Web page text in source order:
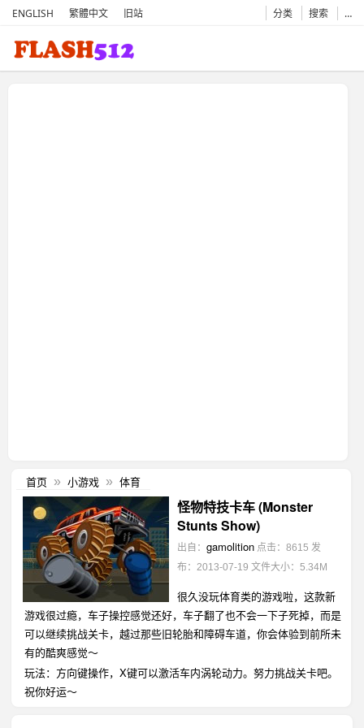
ENGLISH 繁體中文 旧站 分类 搜索 …
首页 » 小游戏 » 体育
怪物特技卡车 (Monster
Stunts Show)
出自： gamolition 点击：8615 发
布：2013-07-19 文件大小：5.34M
很久没玩体育类的游戏啦，这款新
游戏很过瘾，车子操控感觉还好，车子翻了也不会一下子死掉，而是
可以继续挑战关卡，越过那些旧轮胎和障碍车道，你会体验到前所未
有的酷爽感觉～
玩法：方向键操作，X键可以激活车内涡轮动力。努力挑战关卡吧。
祝你好运～